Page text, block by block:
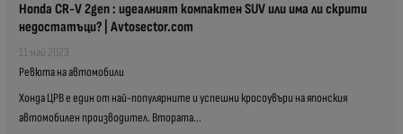
Honda CR-V 2gen : идеалният компактен SUV или има ли скрити
недостатъци? | Avtosector.com
11 май 2023
Ревюта на автомобили
Хонда ЦРВ е един от най-популярните и успешни кросоувъри на японския
автомобилен производител. Втората...